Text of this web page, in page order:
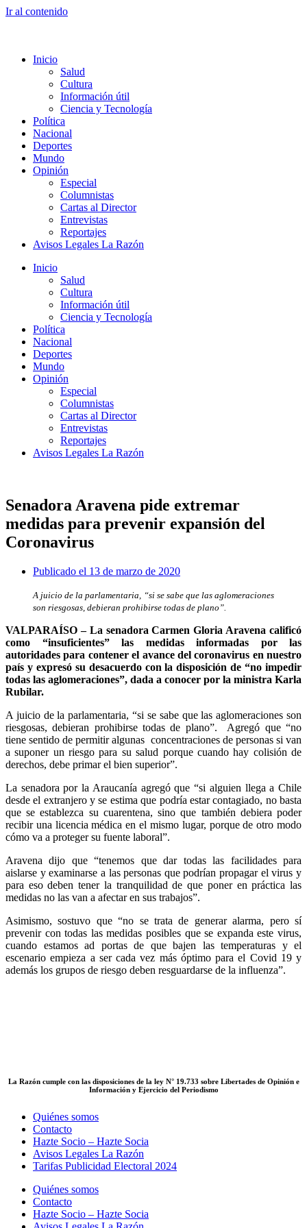
Ir al contenido
Inicio
Salud
Cultura
Información útil
Ciencia y Tecnología
Política
Nacional
Deportes
Mundo
Opinión
Especial
Columnistas
Cartas al Director
Entrevistas
Reportajes
Avisos Legales La Razón
Inicio
Salud
Cultura
Información útil
Ciencia y Tecnología
Política
Nacional
Deportes
Mundo
Opinión
Especial
Columnistas
Cartas al Director
Entrevistas
Reportajes
Avisos Legales La Razón
Senadora Aravena pide extremar
medidas para prevenir expansión del
Coronavirus
Publicado el 13 de marzo de 2020
A juicio de la parlamentaria, “si se sabe que las aglomeraciones
son riesgosas, debieran prohibirse todas de plano”.
VALPARAÍSO – La senadora Carmen Gloria Aravena calificó
como “insuficientes” las medidas informadas por las
autoridades para contener el avance del coronavirus en nuestro
país y expresó su desacuerdo con la disposición de “no impedir
todas las aglomeraciones”, dada a conocer por la ministra Karla
Rubilar.
A juicio de la parlamentaria, “si se sabe que las aglomeraciones son
riesgosas, debieran prohibirse todas de plano”. Agregó que “no
tiene sentido de permitir algunas concentraciones de personas si van
a suponer un riesgo para su salud porque cuando hay colisión de
derechos, debe primar el bien superior”.
La senadora por la Araucanía agregó que “si alguien llega a Chile
desde el extranjero y se estima que podría estar contagiado, no basta
que se establezca su cuarentena, sino que también debiera poder
recibir una licencia médica en el mismo lugar, porque de otro modo
cómo va a proteger su fuente laboral”.
Aravena dijo que “tenemos que dar todas las facilidades para
aislarse y examinarse a las personas que podrían propagar el virus y
para eso deben tener la tranquilidad de que poner en práctica las
medidas no las van a afectar en sus trabajos”.
Asimismo, sostuvo que “no se trata de generar alarma, pero sí
prevenir con todas las medidas posibles que se expanda este virus,
cuando estamos ad portas de que bajen las temperaturas y el
escenario empieza a ser cada vez más óptimo para el Covid 19 y
además los grupos de riesgo deben resguardarse de la influenza”.
La Razón cumple con las disposiciones de la ley N° 19.733 sobre Libertades de Opinión e
Información y Ejercicio del Periodismo
Quiénes somos
Contacto
Hazte Socio – Hazte Socia
Avisos Legales La Razón
Tarifas Publicidad Electoral 2024
Quiénes somos
Contacto
Hazte Socio – Hazte Socia